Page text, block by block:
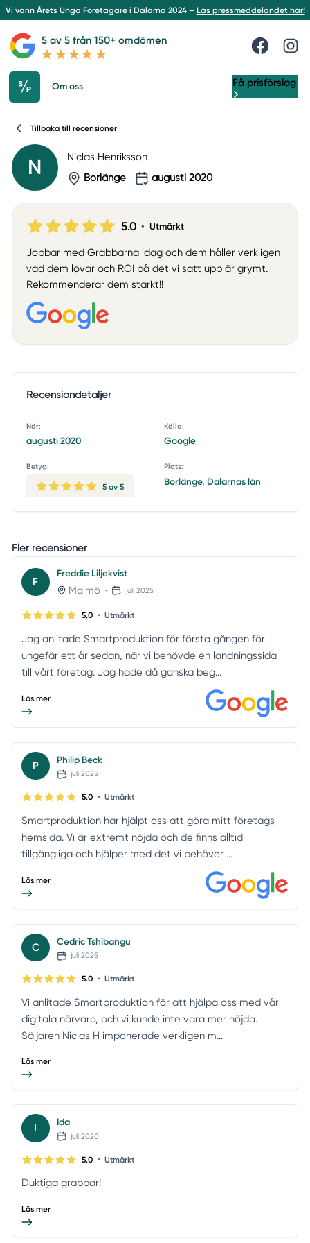
Vi vann Årets Unga Företagare i Dalarna 2024 – Läs pressmeddelandet här!
5 av 5 från 150+ omdömen
Om oss Få prisförslag
Tillbaka till recensioner
N
Niclas Henriksson
Borlänge
augusti 2020
5.0 • Utmärkt
Jobbar med Grabbarna idag och dem håller verkligen
vad dem lovar och ROI på det vi satt upp är grymt.
Rekommenderar dem starkt!!
Recensiondetaljer
När:
augusti 2020
Källa:
Google
Betyg:
5av 5
Plats:
Borlänge, Dalarnas län
Fler recensioner
F
Freddie Liljekvist
Malmö • juli 2025
5.0 • Utmärkt
Jag anlitade Smartproduktion för första gången för
ungefär ett år sedan, när vi behövde en landningssida
till vårt företag. Jag hade då ganska beg...
Läs mer
P Philip Beck
juli 2025
5.0 • Utmärkt
Smartproduktion har hjälpt oss att göra mitt företags
hemsida. Vi är extremt nöjda och de finns alltid
tillgängliga och hjälper med det vi behöver ...
Läs mer
C Cedric Tshibangu
juli 2025
5.0 • Utmärkt
Vi anlitade Smartproduktion för att hjälpa oss med vår
digitala närvaro, och vi kunde inte vara mer nöjda.
Säljaren Niclas H imponerade verkligen m...
Läs mer
I Ida
juli 2020
5.0 • Utmärkt
Duktiga grabbar!
Läs mer